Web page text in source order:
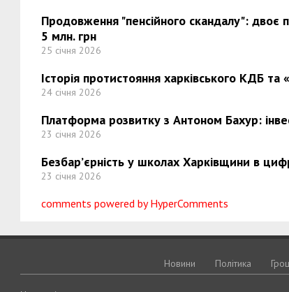
Продовження "пенсійного скандалу": двоє
5 млн. грн
25 січня 2026
Історія протистояння харківського КДБ та
24 січня 2026
Платформа розвитку з Антоном Бахур:
23 січня 2026
Безбар’єрність у школах Харківщини в
23 січня 2026
comments powered by HyperComments
Новини Політика